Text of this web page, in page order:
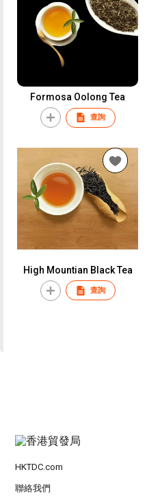
Formosa Oolong Tea
查詢
High Mountian Black Tea
查詢
HKTDC.com
聯絡我們